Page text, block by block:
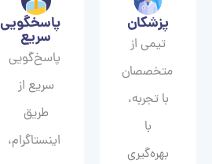
پزشکان
تیمی از
متخصصان
با تجربه،
با
بهره‌گیری
پاسخگویی
سریع
پاسخ‌گویی
سریع از
طریق
اینستاگرام،